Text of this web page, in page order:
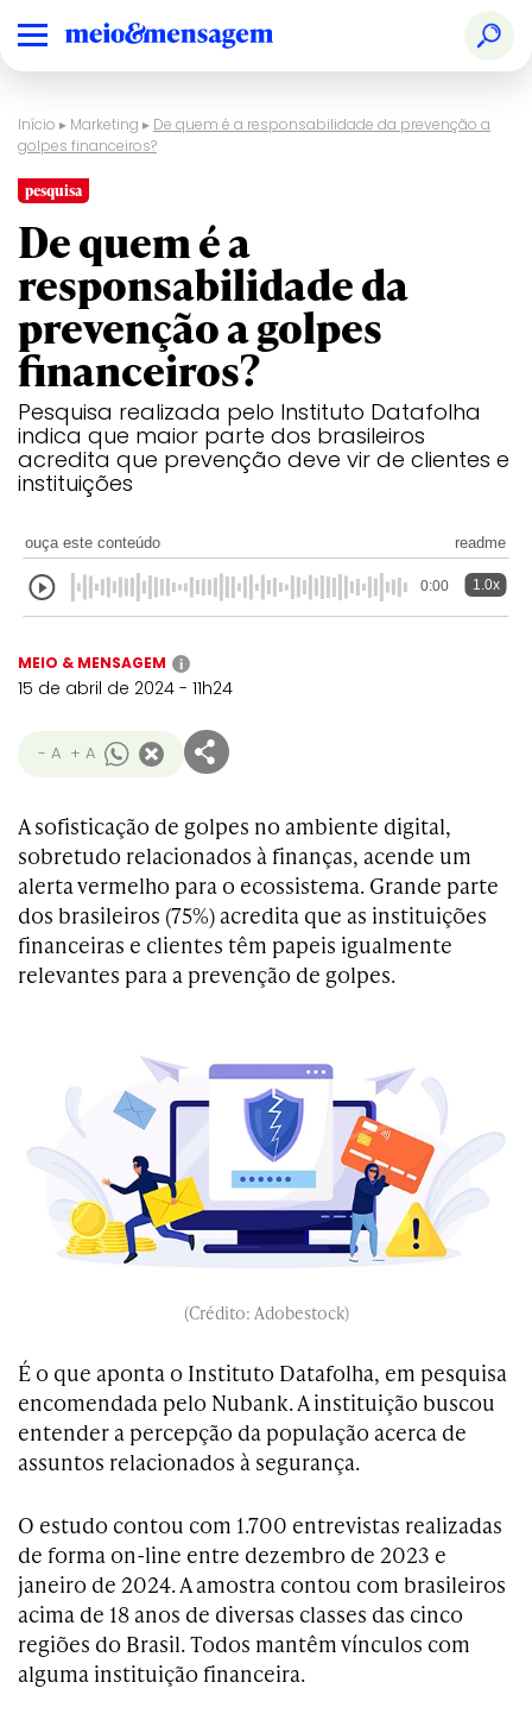
Início ▸ Marketing ▸ De quem é a responsabilidade da prevenção a
golpes financeiros?
pesquisa
De quem é a
responsabilidade da
prevenção a golpes
financeiros?
Pesquisa realizada pelo Instituto Datafolha
indica que maior parte dos brasileiros
acredita que prevenção deve vir de clientes e
instituições
ouça este conteúdo readme
0:00 1.0x
MEIO & MENSAGEM i
15 de abril de 2024 - 11h24
- A + A
A sofisticação de golpes no ambiente digital,
sobretudo relacionados à finanças, acende um
alerta vermelho para o ecossistema. Grande parte
dos brasileiros (75%) acredita que as instituições
financeiras e clientes têm papeis igualmente
relevantes para a prevenção de golpes.
(Crédito: Adobestock)
É o que aponta o Instituto Datafolha, em pesquisa
encomendada pelo Nubank. A instituição buscou
entender a percepção da população acerca de
assuntos relacionados à segurança.
O estudo contou com 1.700 entrevistas realizadas
de forma on-line entre dezembro de 2023 e
janeiro de 2024. A amostra contou com brasileiros
acima de 18 anos de diversas classes das cinco
regiões do Brasil. Todos mantêm vínculos com
alguma instituição financeira.